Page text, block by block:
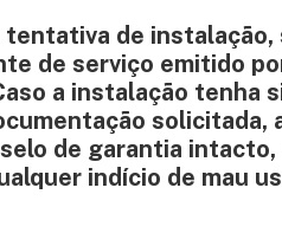
tentativa de
de serviço emitido
a instalação tenha
solicitada,
de garantia
indício de mau